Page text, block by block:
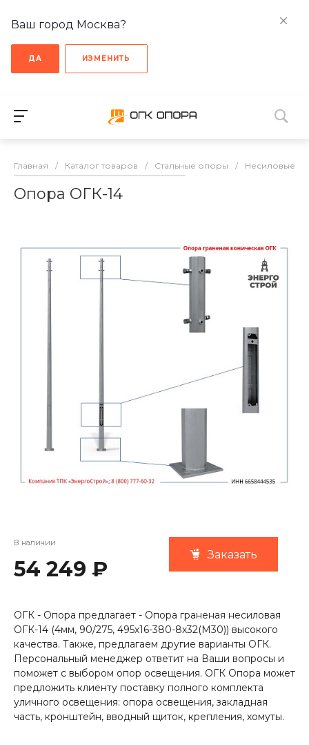
Ваш город Москва?
ДА ИЗМЕНИТЬ
Главная / Каталог товаров / Стальные опоры / Несиловые
Опора ОГК-14
В наличии
54 249 ₽
Заказать
ОГК - Опора предлагает - Опора граненая несиловая
ОГК-14 (4мм, 90/275, 495х16-380-8х32(М30)) высокого
качества. Также, предлагаем другие варианты ОГК.
Персональный менеджер ответит на Ваши вопросы и
поможет с выбором опор освещения. ОГК Опора может
предложить клиенту поставку полного комплекта
уличного освещения: опора освещения, закладная
часть, кронштейн, вводный щиток, крепления, хомуты.